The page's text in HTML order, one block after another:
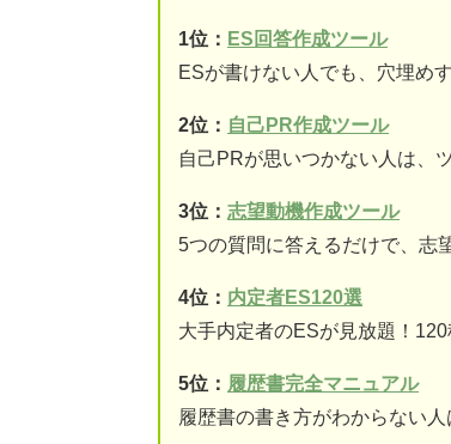
1位： ES回答作成ツール
ESが書けない人でも、穴埋め
2位： 自己PR作成ツール
自己PRが思いつかない人は、
3位： 志望動機作成ツール
5つの質問に答えるだけで、志
4位： 内定者ES120選
大手内定者のESが見放題！
5位： 履歴書完全マニュアル
履歴書の書き方がわからない